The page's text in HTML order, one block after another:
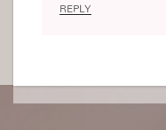
ñanza de usar mi
nas,
REPLY